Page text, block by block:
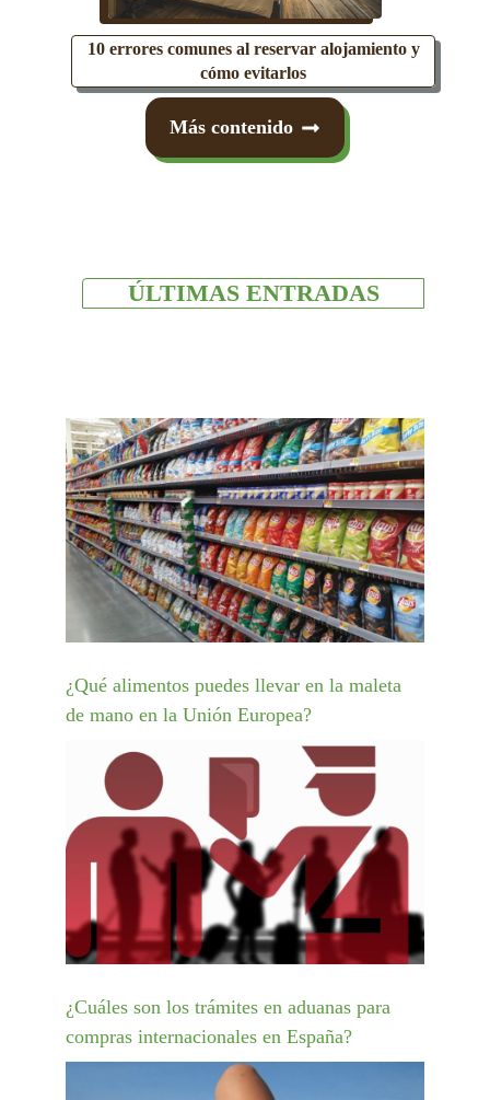
10 errores comunes al reservar alojamiento y
cómo evitarlos
Más contenido
ÚLTIMAS ENTRADAS
¿Qué alimentos puedes llevar en la maleta
de mano en la Unión Europea?
¿Cuáles son los trámites en aduanas para
compras internacionales en España?